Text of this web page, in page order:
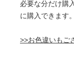
必要な分だけ購
に購入できます。
>>お色違いもご